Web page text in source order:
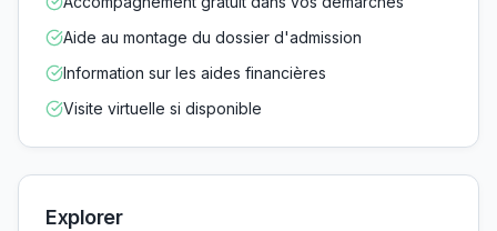
Aide au montage du dossier d'admission
Information sur les aides financières
Visite virtuelle si disponible
Explorer